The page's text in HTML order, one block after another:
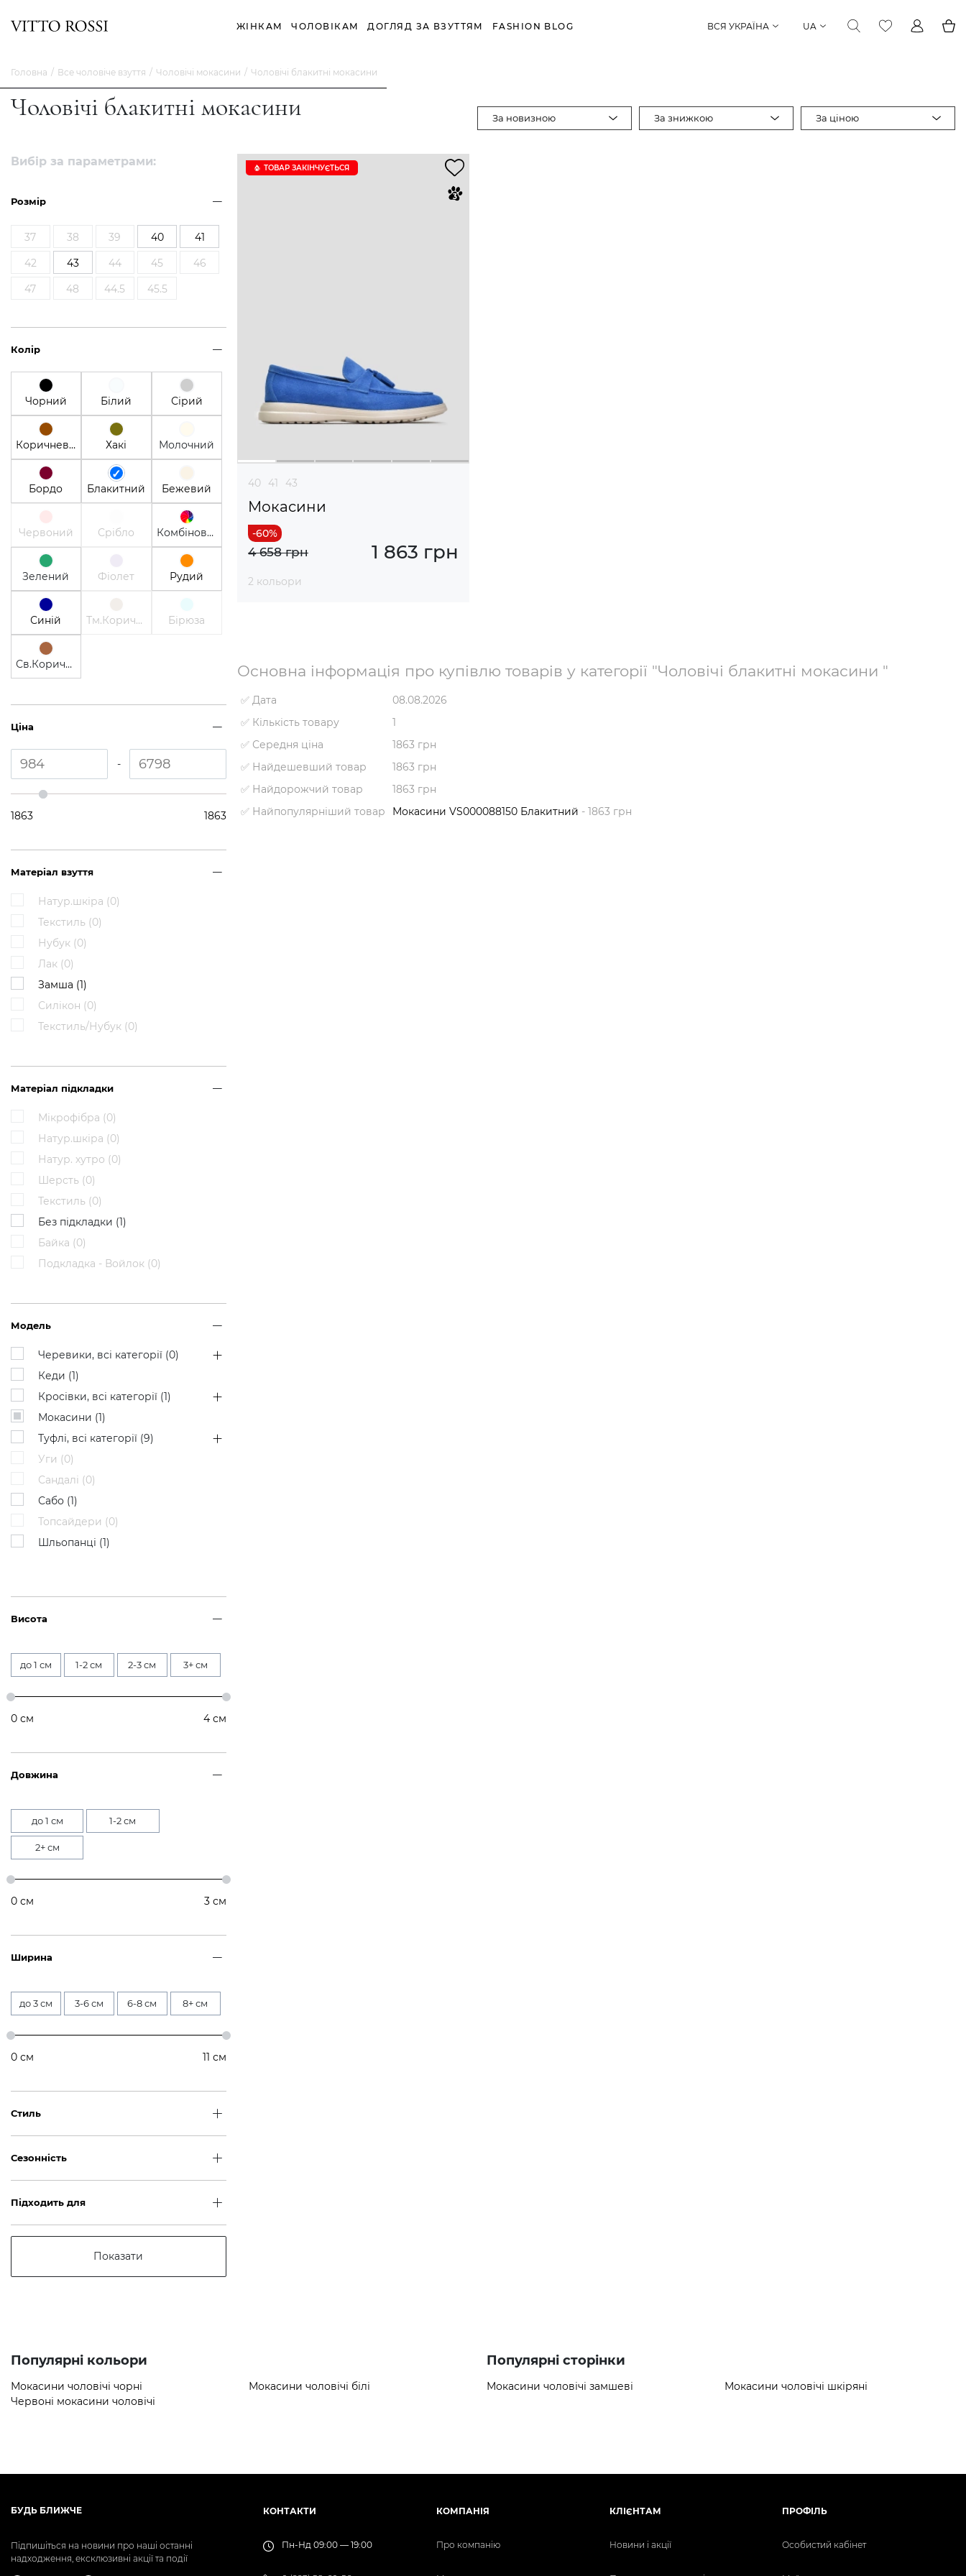
ЖІНКАМ ЧОЛОВІКАМ ДОГЛЯД ЗА ВЗУТТЯМ FASHION BLOG ВСЯ УКРАЇНА UA
Головна Все чоловіче взуття Чоловічі мокасини Чоловічі блакитні мокасини
Чоловічі блакитні мокасини За новизною За знижкою За ціною
Вибір за параметрами:
Розмір
37 38 39 40
41
42
43 44 45
46
47
48 44.5 45.5
Колір
Чорний Білий Сірий
Коричневий Хакі Молочний
Бордо Блакитний Бежевий
Червоний Срібло Комбінований
Зелений Фіолет Рудий
Синій Тм.Коричневий Бірюза
Св.Коричневий
Ціна
-
1863 1863
Матеріал взуття
Натур.шкіра (0)
Текстиль (0)
Нубук (0)
Лак (0)
Замша (1)
Силікон (0)
Текстиль/Нубук (0)
Матеріал підкладки
Мікрофібра (0)
Натур.шкіра (0)
Натур. хутро (0)
Шерсть (0)
Текстиль (0)
Без підкладки (1)
Байка (0)
Подкладка - Войлок (0)
Модель
Черевики, всі категорії (0)
Кеди (1)
Кросівки, всі категорії (1)
Мокасини (1)
Туфлі, всі категорії (9)
Уги (0)
Сандалі (0)
Сабо (1)
Топсайдери (0)
Шльопанці (1)
Висота
до 1 см 1-2 см 2-3 см 3+ см
0 см 4 см
Довжина
до 1 см 1-2 см
2+ см
0 см 3 см
Ширина
до 3 см 3-6 см 6-8 см 8+ см
0 см 11 см
Стиль
Сезонність
Підходить для
Показати
Популярні кольори
Мокасини чоловічі чорні
Мокасини чоловічі білі
Червоні мокасини чоловічі
Популярні сторінки
Мокасини чоловічі замшеві Мокасини чоловічі шкіряні
ТОВАР ЗАКІНЧУЄTЬСЯ
40 41 43
Мокасини
1 863 грн
4 658 грн
2 кольори
Основна інформація про купівлю товарів у категорії "Чоловічі блакитні мокасини "
✅ Дата
08.08.2026
✅ Кількість товару
1
✅ Середня ціна
1863 грн
✅ Найдешевший товар
1863 грн
✅ Найдорожчий товар
1863 грн
✅ Найпопулярніший товар
Мокасини VS000088150 Блакитний - 1863 грн
БУДЬ БЛИЖЧЕ
Підпишіться на новини про наші останні
надходження, ексклюзивні акції та події
КОНТАКТИ
Пн-Нд 09:00 — 19:00
КОМПАНІЯ
Про компанію
КЛІЄНТАМ
Новини і акції
ПРОФІЛЬ
Особистий кабінет